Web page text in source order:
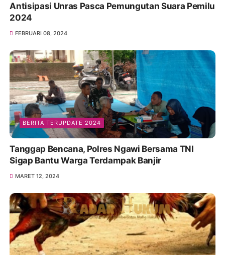
Antisipasi Unras Pasca Pemungutan Suara Pemilu
2024
FEBRUARI 08, 2024
BERITA TERUPDATE 2024
Tanggap Bencana, Polres Ngawi Bersama TNI
Sigap Bantu Warga Terdampak Banjir
MARET 12, 2024